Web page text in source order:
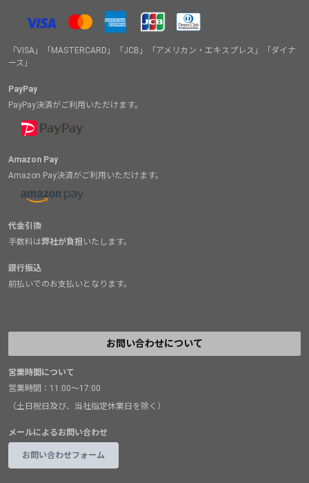
る方にこそ、一度試していただきたいバックパックで
す。きっと、その快適さに驚くはずです。
「VISA」「MASTERCARD」「JCB」「アメリカン・エキスプレス」「ダイナ
ース」
PayPay
PayPay決済がご利用いただけます。
Amazon Pay
Amazon Pay決済がご利用いただけます。
代金引換
手数料は弊社が負担いたします。
銀行振込
前払いでのお支払いとなります。
お問い合わせについて
営業時間について
営業時間：11:00～17:00
（土日祝日及び、当社指定休業日を除く）
メールによるお問い合わせ
お問い合わせフォーム